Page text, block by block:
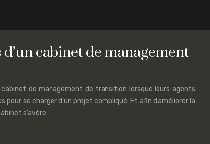
cabinet de management
de management de transition lorsque leurs agents
se charger d’un projet compliqué. Et afin d’améliorer la
s’avère…